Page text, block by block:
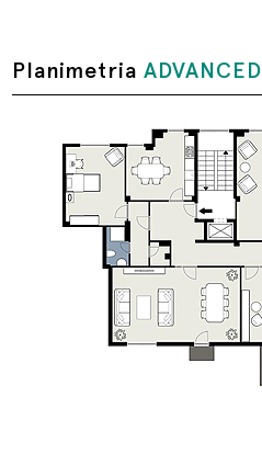
PlanimetriaADVANCED